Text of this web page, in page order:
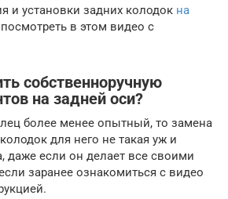
и установки задних колодок на
в этом видео с
собственноручную
на задней оси?
более менее опытный, то замена
для него не такая уж и
даже если он делает все своими
заранее ознакомиться с видео